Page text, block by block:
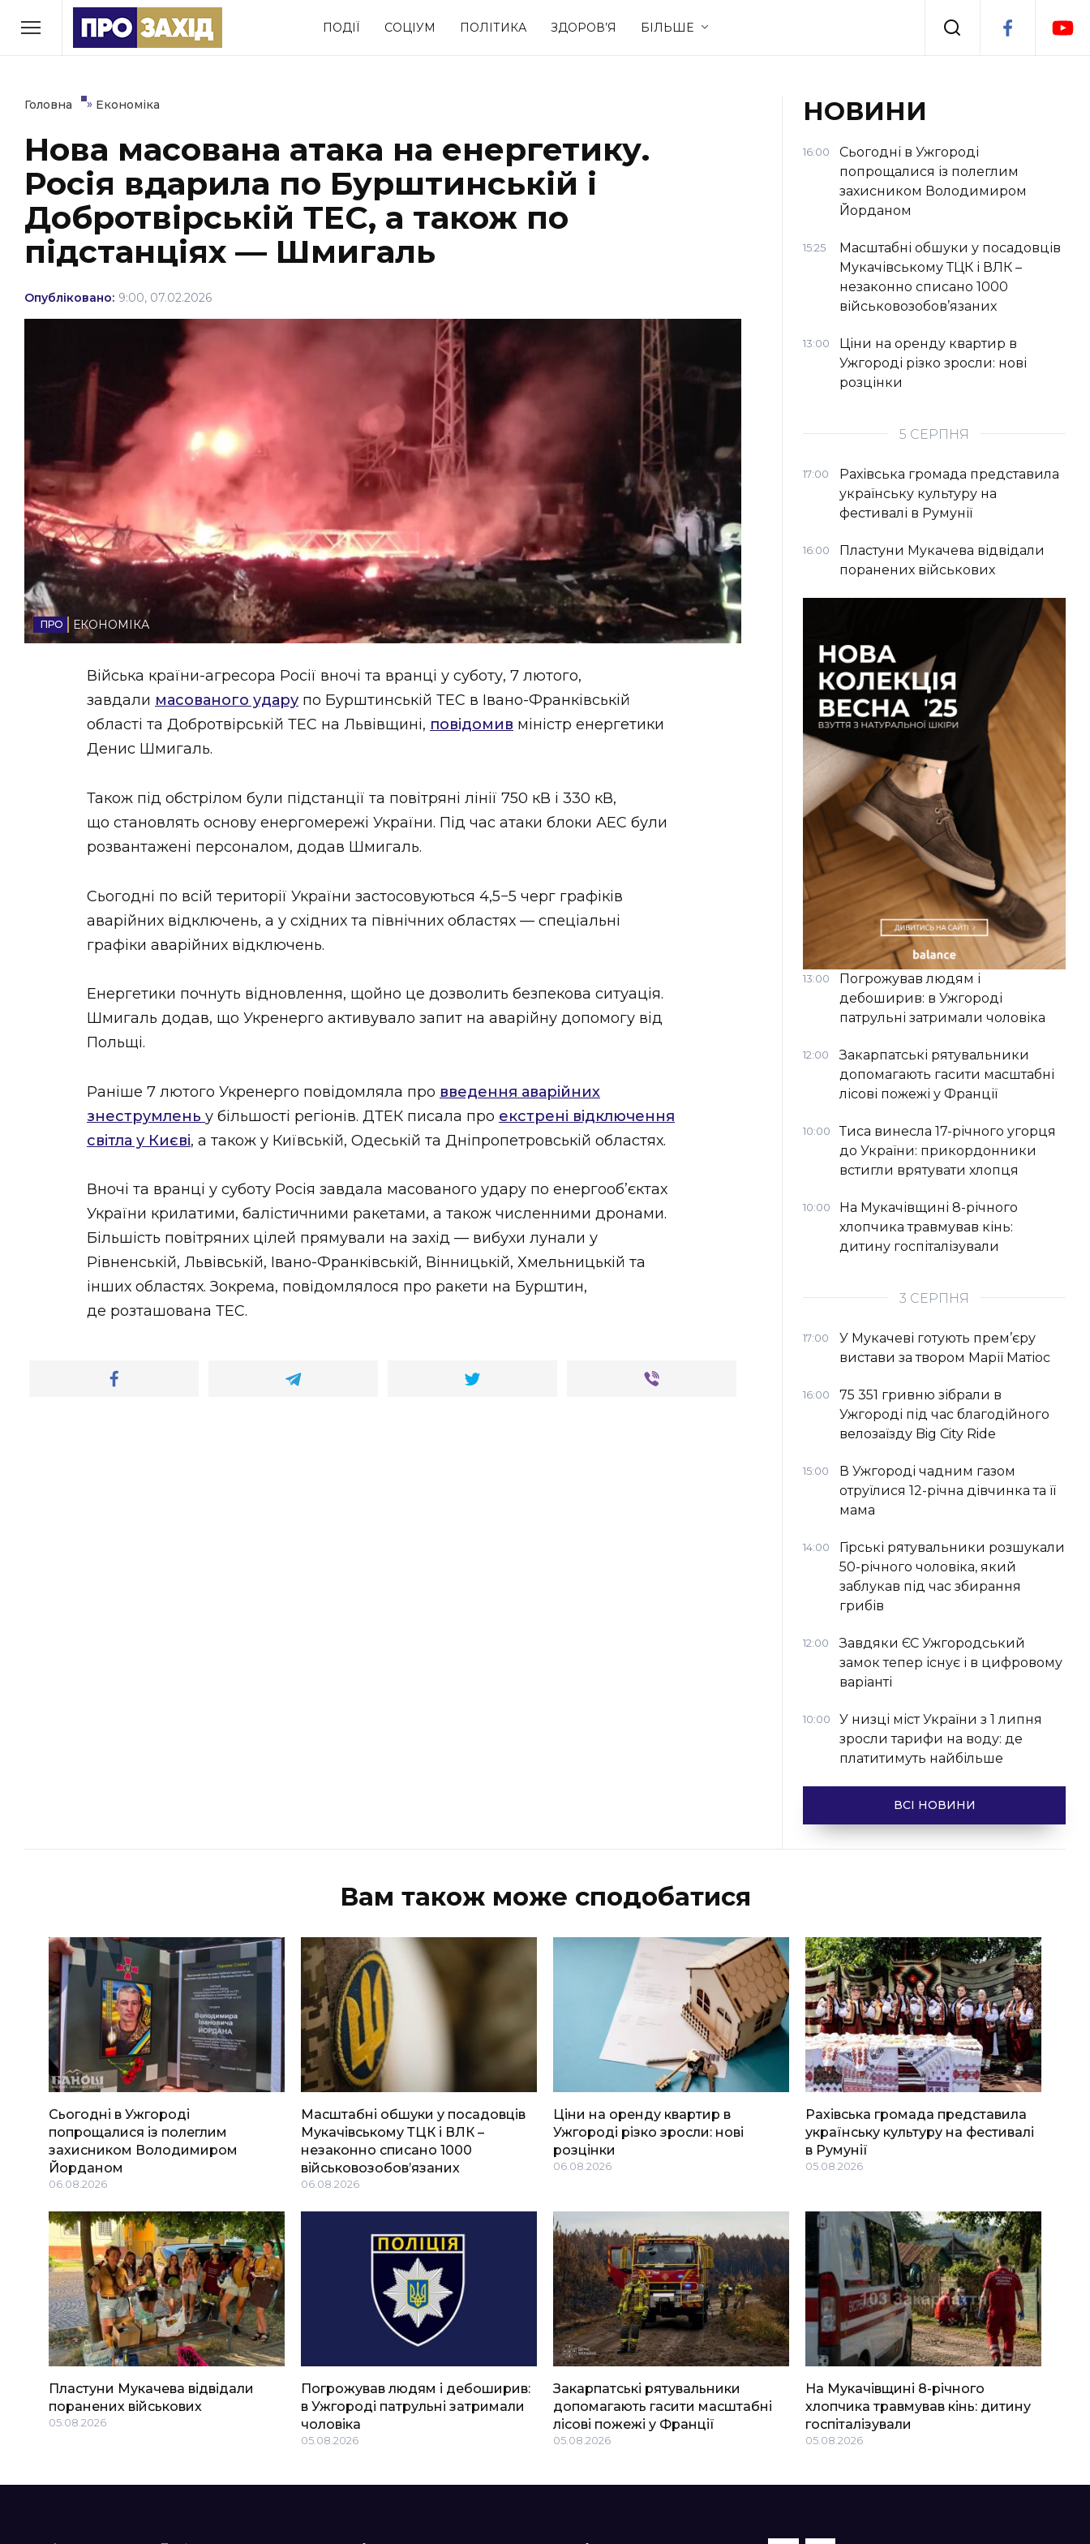
ПОДІЇ СОЦІУМ ПОЛІТИКА ЗДОРОВ’Я БІЛЬШЕ
РУБРИКИ
Економіка Події
Політика Соціум Спорт
Втрачений Ужгород
(відеоверсія)
ЗАКАРПАТСЬКІ НОВИНИ
НОВИНИ ЗАХІДНОЇ УКРАЇНИ
ФОТО
ВІДЕО
Головна » Економіка
Нова масована атака на енергетику.
Росія вдарила по Бурштинській і
Добротвірській ТЕС, а також по
підстанціях — Шмигаль
Опубліковано: 9:00, 07.02.2026
ЕКОНОМІКА
Війська країни-агресора Росії вночі та вранці у суботу, 7 лютого,
завдали масованого удару по Бурштинській ТЕС в Івано-Франківській
області та Добротвірській ТЕС на Львівщині, повідомив міністр енергетики
Денис Шмигаль.
Також під обстрілом були підстанції та повітряні лінії 750 кВ і 330 кВ,
що становлять основу енергомережі України. Під час атаки блоки АЕС були
розвантажені персоналом, додав Шмигаль.
Сьогодні по всій території України застосовуються 4,5−5 черг графіків
аварійних відключень, а у східних та північних областях — спеціальні
графіки аварійних відключень.
Енергетики почнуть відновлення, щойно це дозволить безпекова ситуація.
Шмигаль додав, що Укренерго активувало запит на аварійну допомогу від
Польщі.
Раніше 7 лютого Укренерго повідомляла про введення аварійних
знеструмлень у більшості регіонів. ДТЕК писала про екстрені відключення
світла у Києві, а також у Київській, Одеській та Дніпропетровській областях.
Вночі та вранці у суботу Росія завдала масованого удару по енергооб’єктах
України крилатими, балістичними ракетами, а також численними дронами.
Більшість повітряних цілей прямували на захід — вибухи лунали у
Рівненській, Львівській, Івано-Франківській, Вінницькій, Хмельницькій та
інших областях. Зокрема, повідомлялося про ракети на Бурштин,
де розташована ТЕС.
НОВИНИ
16:00
Сьогодні в Ужгороді
попрощалися із полеглим
захисником Володимиром
Йорданом
15:25
Масштабні обшуки у посадовців
Мукачівському ТЦК і ВЛК –
незаконно списано 1000
військовозобов’язаних
13:00
Ціни на оренду квартир в
Ужгороді різко зросли: нові
розцінки
5 СЕРПНЯ
17:00
Рахівська громада представила
українську культуру на
фестивалі в Румунії
16:00
Пластуни Мукачева відвідали
поранених військових
13:00
Погрожував людям і
дебоширив: в Ужгороді
патрульні затримали чоловіка
12:00
Закарпатські рятувальники
допомагають гасити масштабні
лісові пожежі у Франції
10:00
Тиса винесла 17-річного угорця
до України: прикордонники
встигли врятувати хлопця
10:00
На Мукачівщині 8-річного
хлопчика травмував кінь:
дитину госпіталізували
3 СЕРПНЯ
17:00
У Мукачеві готують прем’єру
вистави за твором Марії Матіос
16:00
75 351 гривню зібрали в
Ужгороді під час благодійного
велозаїзду Big Сity Ride
15:00
В Ужгороді чадним газом
отруїлися 12-річна дівчинка та її
мама
14:00
Гірські рятувальники розшукали
50-річного чоловіка, який
заблукав під час збирання
грибів
12:00
Завдяки ЄС Ужгородський
замок тепер існує і в цифровому
варіанті
10:00
У низці міст України з 1 липня
зросли тарифи на воду: де
платитимуть найбільше
ВСІ НОВИНИ
Вам також може сподобатися
Сьогодні в Ужгороді
попрощалися із полеглим
захисником Володимиром
Йорданом
06.08.2026
Масштабні обшуки у посадовців
Мукачівському ТЦК і ВЛК –
незаконно списано 1000
військовозобов’язаних
06.08.2026
Ціни на оренду квартир в
Ужгороді різко зросли: нові
розцінки
06.08.2026
Рахівська громада представила
українську культуру на фестивалі
в Румунії
05.08.2026
Пластуни Мукачева відвідали
поранених військових
05.08.2026
Погрожував людям і дебоширив:
в Ужгороді патрульні затримали
чоловіка
05.08.2026
Закарпатські рятувальники
допомагають гасити масштабні
лісові пожежі у Франції
05.08.2026
На Мукачівщині 8-річного
хлопчика травмував кінь: дитину
госпіталізували
05.08.2026